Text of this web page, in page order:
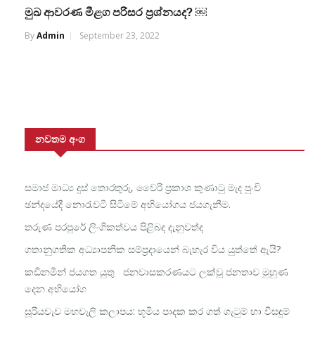
මුඛ ආවරණ මීළග පරිසර ප්‍රශ්නයද? ￼
ByAdmin September 23, 2022
නවතම අංග
සමාජ මාධ්‍ය දුස් තොරතුරු, වෛරී ප්‍රකාශ කුණාටු මැද පුංචි
ඡන්දයේදී නොරැවටී සිටීමේ අභියෝගය ජයගැනීම.
තරුණ පරපුරේ ලිංගිකත්වය පිළිබද දැනුවත්ද
ගතානුගතික අධ්‍යාපනික සම්ප්‍රදායෙන් බැහැර විය යුත්තේ ඇයි?
කඩිනමින් ජයගත යුතු ජනවාසකරණයට ලක්වූ ජනතාව මුහුණ
දෙන අභියෝග
සූරියවැව මහවැලි කලාපය: භූමිය පාදක කර ගත් ගැටුම් හා විසඳුම්